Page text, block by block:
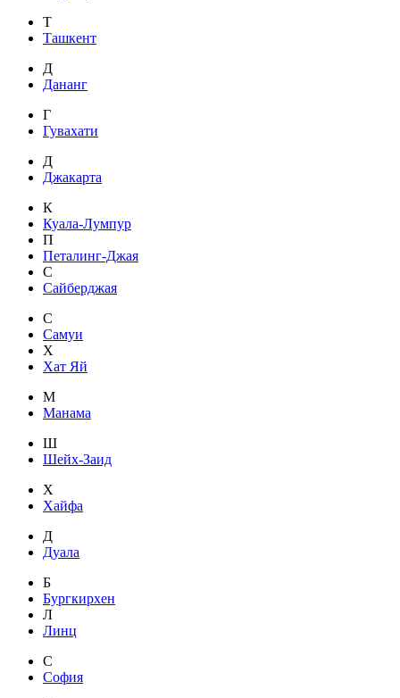
Т
Ташкент
Д
Дананг
Г
Гувахати
Д
Джакарта
К
Куала-Лумпур
П
Петалинг-Джая
С
Сайберджая
С
Самуи
Х
Хат Яй
М
Манама
Ш
Шейх-Заид
Х
Хайфа
Д
Дуала
Б
Бургкирхен
Л
Линц
С
София